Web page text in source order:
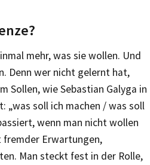
mehr, was sie wollen. Und
Denn wer nicht gelernt hat,
Sollen, wie Sebastian Galyga in
„was soll ich machen / was soll
wenn man nicht wollen
fremder Erwartungen,
Man steckt fest in der Rolle,